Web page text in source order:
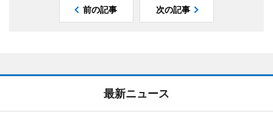
前の記事 次の記事
最新ニュース